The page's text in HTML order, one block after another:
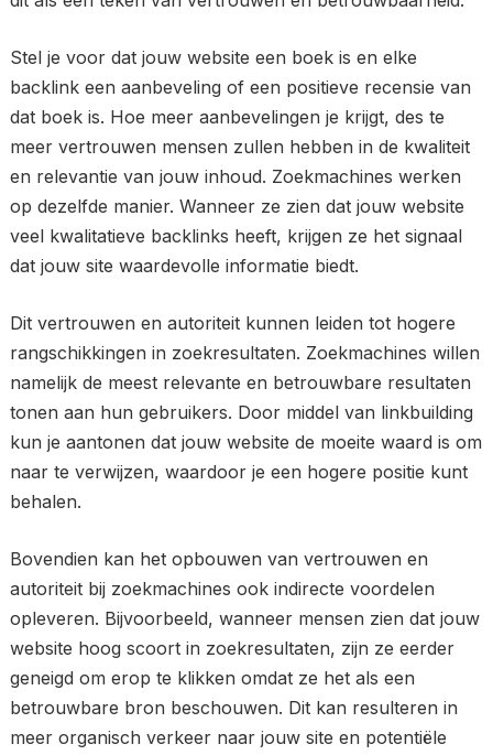
Stel je voor dat jouw website een boek is en elke
backlink een aanbeveling of een positieve recensie van
dat boek is. Hoe meer aanbevelingen je krijgt, des te
meer vertrouwen mensen zullen hebben in de kwaliteit
en relevantie van jouw inhoud. Zoekmachines werken
op dezelfde manier. Wanneer ze zien dat jouw website
veel kwalitatieve backlinks heeft, krijgen ze het signaal
dat jouw site waardevolle informatie biedt.
Dit vertrouwen en autoriteit kunnen leiden tot hogere
rangschikkingen in zoekresultaten. Zoekmachines willen
namelijk de meest relevante en betrouwbare resultaten
tonen aan hun gebruikers. Door middel van linkbuilding
kun je aantonen dat jouw website de moeite waard is om
naar te verwijzen, waardoor je een hogere positie kunt
behalen.
Bovendien kan het opbouwen van vertrouwen en
autoriteit bij zoekmachines ook indirecte voordelen
opleveren. Bijvoorbeeld, wanneer mensen zien dat jouw
website hoog scoort in zoekresultaten, zijn ze eerder
geneigd om erop te klikken omdat ze het als een
betrouwbare bron beschouwen. Dit kan resulteren in
meer organisch verkeer naar jouw site en potentiële